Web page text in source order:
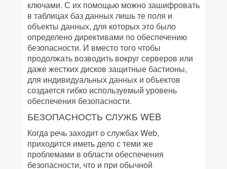
ключами. С их помощью можно зашифровать
в таблицах баз данных лишь те поля и
объекты данных, для которых это было
определено директивами по обеспечению
безопасности. И вместо того чтобы
продолжать возводить вокруг серверов или
даже жестких дисков защитные бастионы,
для индивидуальных данных и объектов
создается гибко используемый уровень
обеспечения безопасности.
БЕЗОПАСНОСТЬ СЛУЖБ WEB
Когда речь заходит о службах Web,
приходится иметь дело с теми же
проблемами в области обеспечения
безопасности, что и при обычной